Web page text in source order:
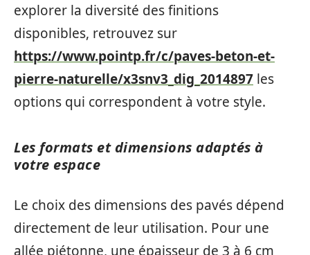
explorer la diversité des finitions
disponibles, retrouvez sur
https://www.pointp.fr/c/paves-beton-et-
pierre-naturelle/x3snv3_dig_2014897 les
options qui correspondent à votre style.
Les formats et dimensions adaptés à
votre espace
Le choix des dimensions des pavés dépend
directement de leur utilisation. Pour une
allée piétonne, une épaisseur de 3 à 6 cm